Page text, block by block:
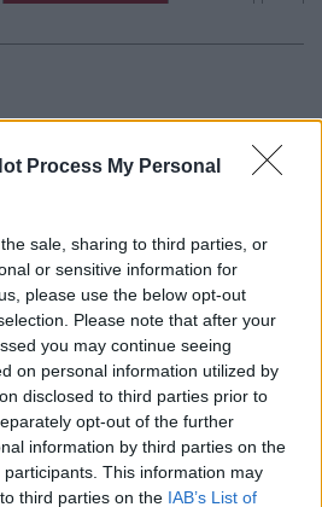
Process My Personal
sale, sharing to third parties, or
or sensitive information for
please use the below opt-out
Please note that after your
you may continue seeing
on personal information utilized by
disclosed to third parties prior to
opt-out of the further
information by third parties on the
participants. This information may
third parties on the IAB’s List of
la guitare chez
les MP3 ou trouver le CD sur
des CD sur
de musique ou une partition au
Téléchargement
Vidéos